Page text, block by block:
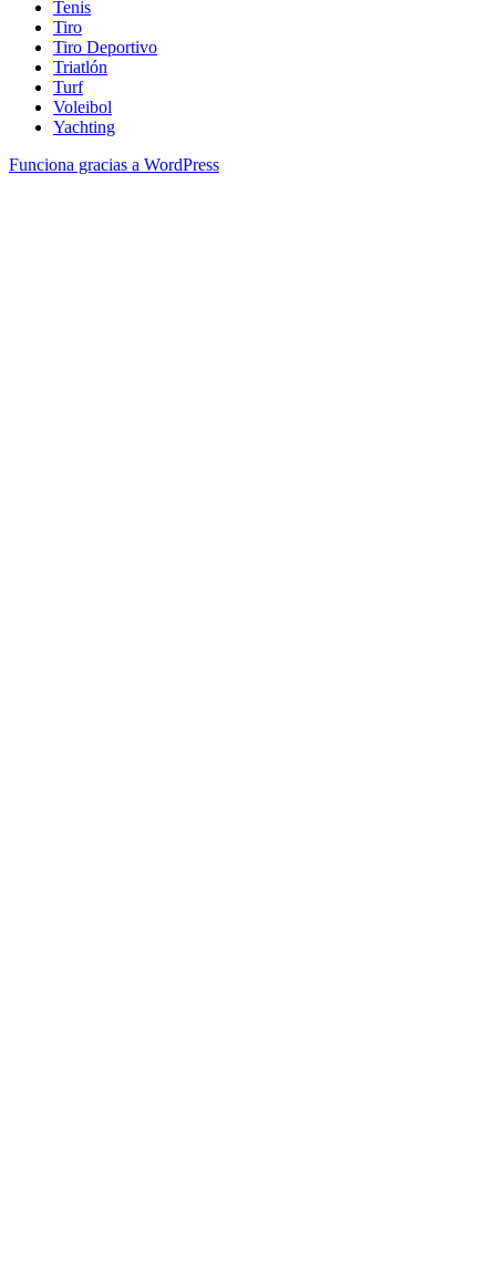
Tenis
Tiro
Tiro Deportivo
Triatlón
Turf
Voleibol
Yachting
Funciona gracias a WordPress